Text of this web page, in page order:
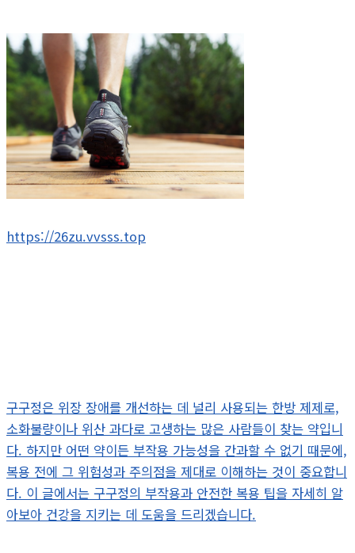
https://26zu.vvsss.top
구구정은 위장 장애를 개선하는 데 널리 사용되는 한방 제제로,
소화불량이나 위산 과다로 고생하는 많은 사람들이 찾는 약입니
다. 하지만 어떤 약이든 부작용 가능성을 간과할 수 없기 때문에,
복용 전에 그 위험성과 주의점을 제대로 이해하는 것이 중요합니
다. 이 글에서는 구구정의 부작용과 안전한 복용 팁을 자세히 알
아보아 건강을 지키는 데 도움을 드리겠습니다.